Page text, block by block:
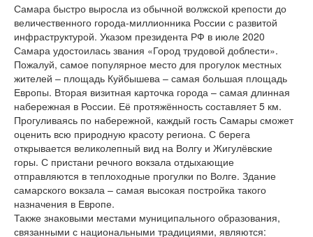
Самара быстро выросла из обычной волжской крепости до
величественного города-миллионника России с развитой
инфраструктурой. Указом президента РФ в июле 2020
Самара удостоилась звания «Город трудовой доблести».
Пожалуй, самое популярное место для прогулок местных
жителей – площадь Куйбышева – самая большая площадь
Европы. Вторая визитная карточка города – самая длинная
набережная в России. Её протяжённость составляет 5 км.
Прогуливаясь по набережной, каждый гость Самары сможет
оценить всю природную красоту региона. С берега
открывается великолепный вид на Волгу и Жигулёвские
горы. С пристани речного вокзала отдыхающие
отправляются в теплоходные прогулки по Волге. Здание
самарского вокзала – самая высокая постройка такого
назначения в Европе.
Также знаковыми местами муниципального образования,
связанными с национальными традициями, являются: